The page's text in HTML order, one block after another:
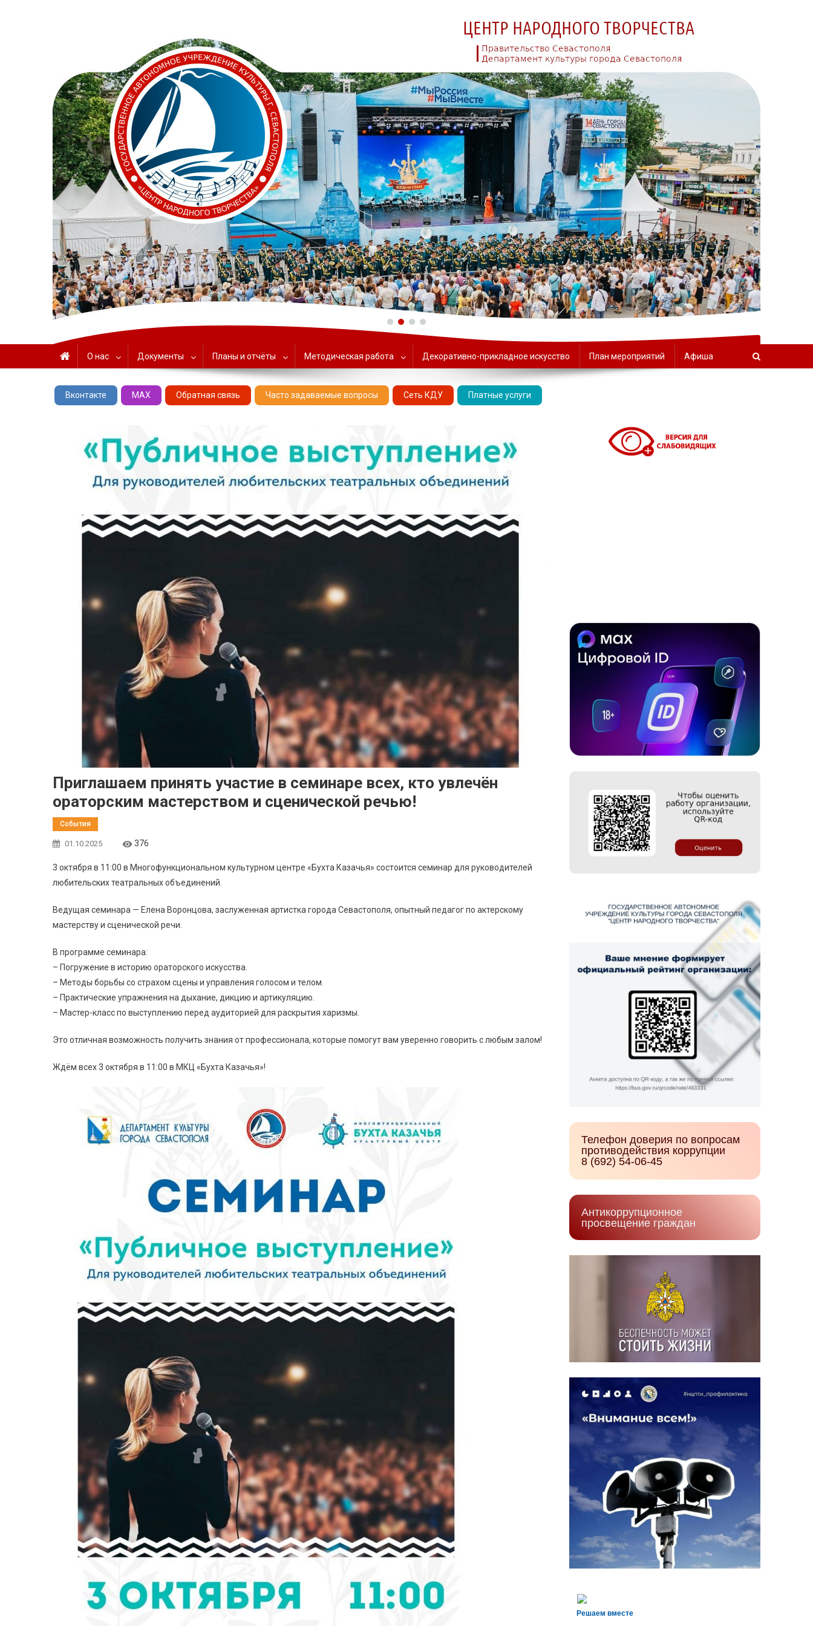
ГАУК «ЦНТ» – Севастопольский Центр народного творчества
О нас Документы Планы и отчёты Методическая работа Декоративно-прикладное искусство План мероприятий Афиша
Вконтакте MAX Обратная связь Часто задаваемые вопросы Сеть КДУ Платные услуги
Приглашаем принять участие в семинаре всех, кто увлечён
ораторским мастерством и сценической речью!
События
01.10.2025 376
3 октября в 11:00 в Многофункциональном культурном центре «Бухта Казачья» состоится семинар для руководителей
любительских театральных объединений.
Ведущая семинара — Елена Воронцова, заслуженная артистка города Севастополя, опытный педагог по актерскому
мастерству и сценической речи.
В программе семинара:
– Погружение в историю ораторского искусства.
– Методы борьбы со страхом сцены и управления голосом и телом.
– Практические упражнения на дыхание, дикцию и артикуляцию.
– Мастер-класс по выступлению перед аудиторией для раскрытия харизмы.
Это отличная возможность получить знания от профессионала, которые помогут вам уверенно говорить с любым залом!
Ждём всех 3 октября в 11:00 в МКЦ «Бухта Казачья»!
Телефон доверия по вопросам
противодействия коррупции
8 (692) 54-06-45
Антикоррупционное
просвещение граждан
Решаем вместе